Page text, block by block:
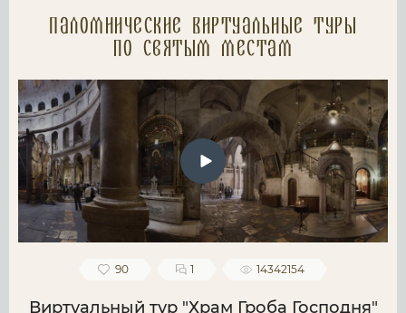
Паломнические Виртуальные туры
по святым местам
90 1 14342154
Виртуальный тур "Храм Гроба Господня"